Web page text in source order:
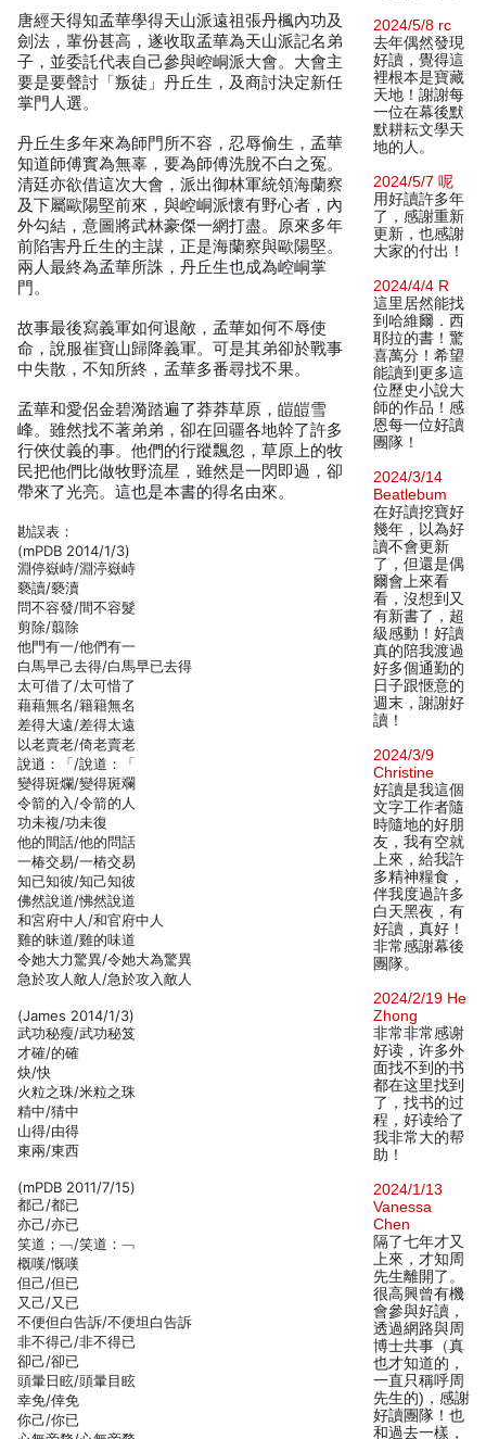
唐經天得知孟華學得天山派遠祖張丹楓內功及
劍法，輩份甚高，遂收取孟華為天山派記名弟
子，並委託代表自己參與崆峒派大會。大會主
要是要聲討「叛徒」丹丘生，及商討決定新任
掌門人選。
丹丘生多年來為師門所不容，忍辱偷生，孟華
知道師傅實為無辜，要為師傅洗脫不白之冤。
清廷亦欲借這次大會，派出御林軍統領海蘭察
及下屬歐陽堅前來，與崆峒派懷有野心者，內
外勾結，意圖將武林豪傑一網打盡。原來多年
前陷害丹丘生的主謀，正是海蘭察與歐陽堅。
兩人最終為孟華所誅，丹丘生也成為崆峒掌
門。
故事最後寫義軍如何退敵，孟華如何不辱使
命，說服崔寶山歸降義軍。可是其弟卻於戰事
中失散，不知所終，孟華多番尋找不果。
孟華和愛侶金碧漪踏遍了莽莽草原，皚皚雪
峰。雖然找不著弟弟，卻在回疆各地幹了許多
行俠仗義的事。他們的行蹤飄忽，草原上的牧
民把他們比做牧野流星，雖然是一閃即過，卻
帶來了光亮。這也是本書的得名由來。
勘誤表：
(mPDB 2014/1/3)
淵停嶽峙/淵渟嶽峙
褻讀/褻瀆
問不容發/間不容髮
剪除/翦除
他門有一/他們有一
白馬早己去得/白馬早已去得
太可借了/太可惜了
藉藉無名/籍籍無名
差得大遠/差得太遠
以老賣老/倚老賣老
說逍：「/說道：「
變得斑爛/變得斑斕
令箭的入/令箭的人
功未複/功未復
他的間話/他的問話
一椿交易/一樁交易
知已知彼/知己知彼
佛然說道/怫然說道
和宮府中人/和官府中人
雞的昧道/雞的味道
令她大力驚異/令她大為驚異
急於攻人敵人/急於攻入敵人
(James 2014/1/3)
武功秘瘦/武功秘笈
才確/的確
炔/快
火粒之珠/米粒之珠
精中/猜中
山得/由得
東兩/東西
(mPDB 2011/7/15)
都己/都已
亦己/亦已
笑道；﹁/笑道：﹁
概嘆/慨嘆
但己/但已
又己/又已
不便但白告訴/不便坦白告訴
非不得己/非不得已
卻己/卻已
頭暈日眩/頭暈目眩
幸免/倖免
你己/你已
2024/5/8 rc
去年偶然發現
好讀，覺得這
裡根本是寶藏
天地！謝謝每
一位在幕後默
默耕耘文學天
地的人。
2024/5/7 呢
用好讀許多年
了，感謝重新
更新，也感謝
大家的付出！
2024/4/4 R
這里居然能找
到哈維爾．西
耶拉的書！驚
喜萬分！希望
能讀到更多這
位歷史小說大
師的作品！感
恩每一位好讀
團隊！
2024/3/14
Beatlebum
在好讀挖寶好
幾年，以為好
讀不會更新
了，但還是偶
爾會上來看
看，沒想到又
有新書了，超
級感動！好讀
真的陪我渡過
好多個通勤的
日子跟愜意的
週末，謝謝好
讀！
2024/3/9
Christine
好讀是我這個
文字工作者隨
時隨地的好朋
友，我有空就
上來，給我許
多精神糧食，
伴我度過許多
白天黑夜，有
好讀，真好！
非常感謝幕後
團隊。
2024/2/19 He
Zhong
非常非常感谢
好读，许多外
面找不到的书
都在这里找到
了，找书的过
程，好读给了
我非常大的帮
助！
2024/1/13
Vanessa
Chen
隔了七年才又
上來，才知周
先生離開了。
很高興曾有機
會參與好讀，
透過網路與周
博士共事（真
也才知道的，
一直只稱呼周
先生的)，感謝
好讀團隊！也
和過去一樣，